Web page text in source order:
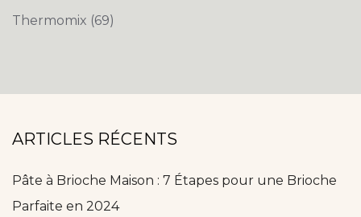
Thermomix (69)
ARTICLES RÉCENTS
Pâte à Brioche Maison : 7 Étapes pour une Brioche
Parfaite en 2024